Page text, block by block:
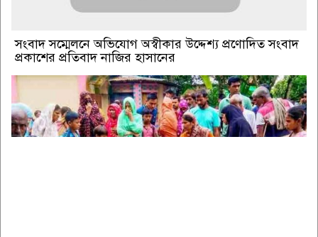
সংবাদ সম্মেলনে অভিযোগ অস্বীকার উদ্দেশ্য প্রণোদিত সংবাদ
প্রকাশের প্রতিবাদ নাজির হাসানের